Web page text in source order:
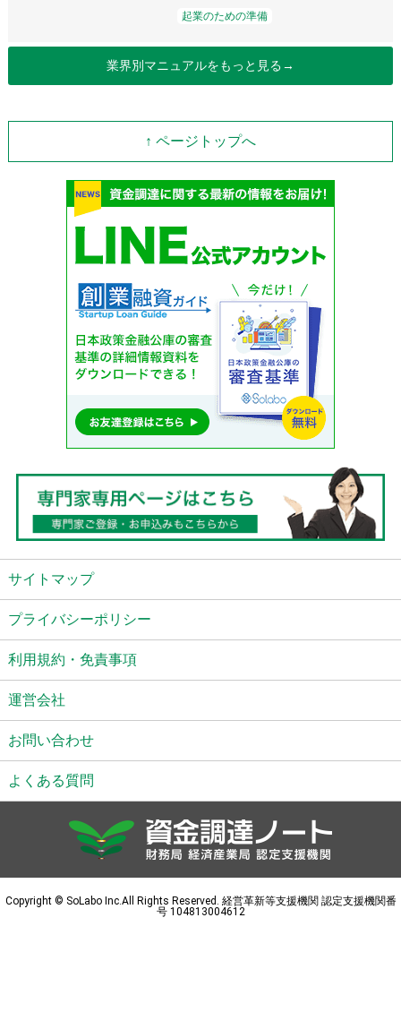
起業のための準備
業界別マニュアルをもっと見る→
↑ ページトップへ
サイトマップ
プライバシーポリシー
利用規約・免責事項
運営会社
お問い合わせ
よくある質問
Copyright © SoLabo Inc.All Rights Reserved. 経営革新等支援機関 認定支援機関番
号 104813004612